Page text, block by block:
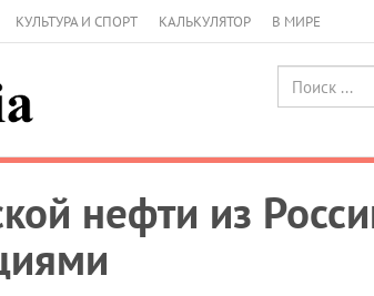
КУЛЬТУРА И СПОРТ КАЛЬКУЛЯТОР В МИРЕ
нефти из